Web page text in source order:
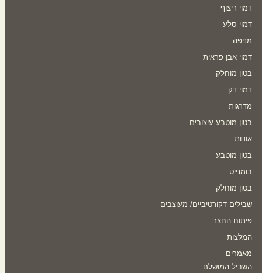
דמוי ריצוף
דמוי סלע
מניפה
דמוי אבן פראית
בטון מוחלק
דמוי דק
מדרגות
בטון מוטבע עיצובים
אודות
בטון מוטבע
בומנייט
בטון מוחלק
שבילים דקורטיביים/ מעוצבים
פיתוח החצר
המלצות
מאמרים
השביל המושלם